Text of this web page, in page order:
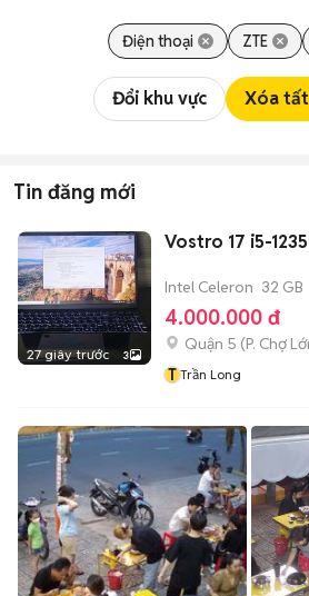
Điện thoại ZTE
Đổi khu vực Xóa
Tin đăng mới
27 giây trước 3
Vostro 17 i5-
Intel Celeron 32 GB
4.000.000 đ
Quận 5 (P. Chợ
T Trần Long